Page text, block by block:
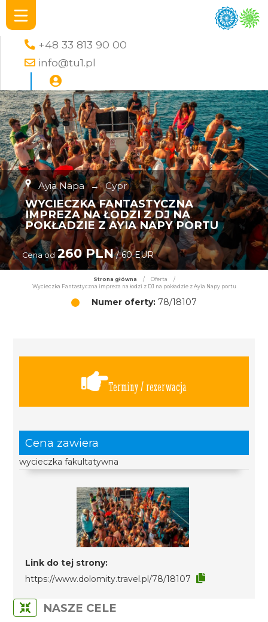
+48 33 813 90 00
info@tu1.pl
Ayia Napa → Cypr
WYCIECZKA FANTASTYCZNA
IMPREZA NA ŁODZI Z DJ NA
POKŁADZIE Z AYIA NAPY PORTU
Cena od 260 PLN/ 60 EUR
Strona główna / Oferta
/
Wycieczka Fantastyczna impreza na łodzi z DJ na pokładzie z Ayia Napy portu
Numer oferty: 78/18107
Terminy / rezerwacja
Cena zawiera
wycieczka fakultatywna
Link do tej strony:
https://www.dolomity.travel.pl/78/18107
NASZE CELE